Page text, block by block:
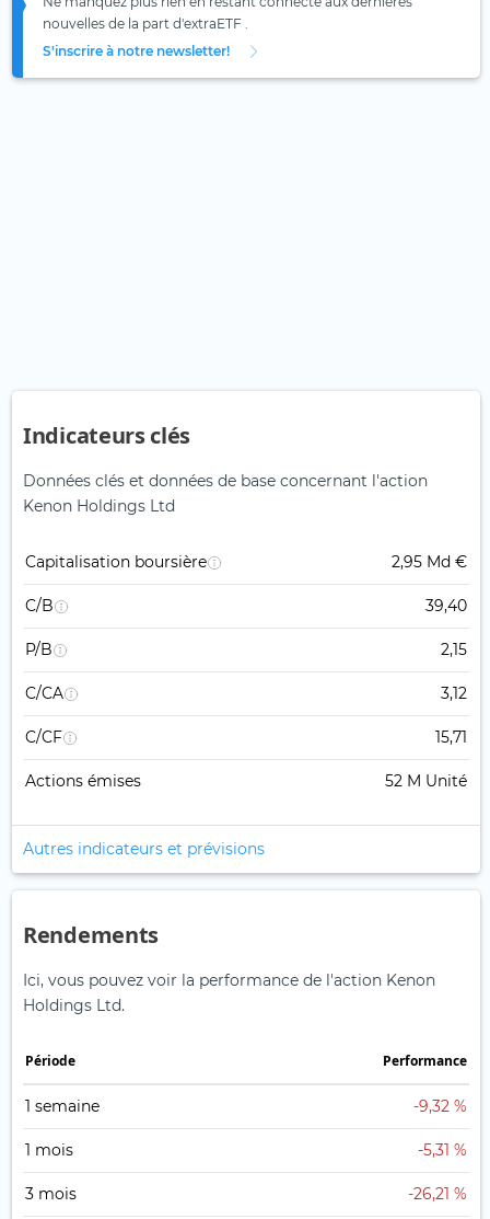
nouvelles de la part d'extraETF .
S'inscrire à notre newsletter!
Indicateurs clés
Données clés et données de base concernant l'action
Kenon Holdings Ltd
Capitalisation boursière 2,95 Md €
C/B 39,40
P/B 2,15
C/CA 3,12
C/CF 15,71
Actions émises 52 M Unité
Autres indicateurs et prévisions
Rendements
Ici, vous pouvez voir la performance de l'action Kenon
Holdings Ltd.
Période Performance
1 semaine -9,32 %
1 mois -5,31 %
3 mois -26,21 %